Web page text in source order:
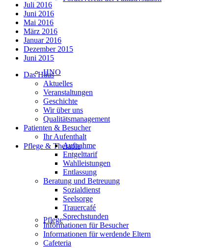
HNO
Pflege & Therapie
Pflege
Juli 2016
Juni 2016
Mai 2016
März 2016
Januar 2016
Dezember 2015
Juni 2015
Das Haus
Aktuelles
Veranstaltungen
Geschichte
Wir über uns
Qualitätsmanagement
Patienten & Besucher
Ihr Aufenthalt
Aufnahme
Entgelttarif
Wahlleistungen
Entlassung
Beratung und Betreuung
Sozialdienst
Seelsorge
Trauercafé
Sprechstunden
Informationen für Besucher
Informationen für werdende Eltern
Cafeteria